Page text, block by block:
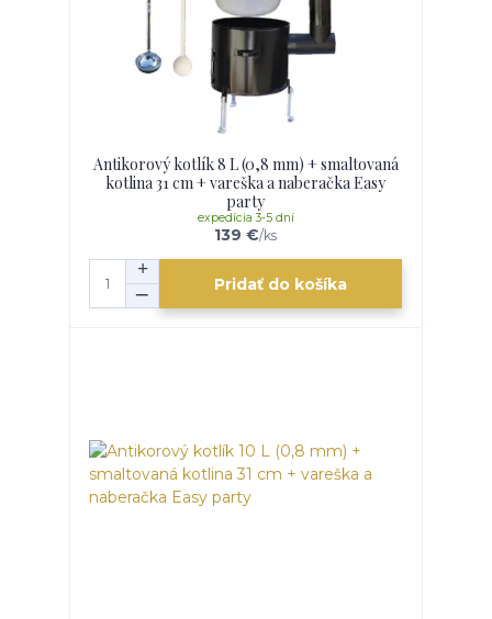
Antikorový kotlík 8 L (0,8 mm) + smaltovaná
kotlina 31 cm + vareška a naberačka Easy
party
139 €/ks
expedícia 3-5 dní
Pridať do košíka